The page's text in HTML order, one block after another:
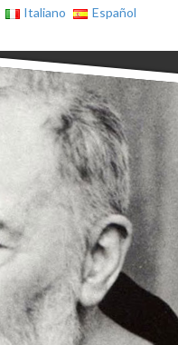
Italiano
Español